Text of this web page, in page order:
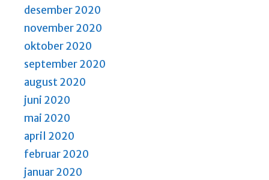
desember 2020
november 2020
oktober 2020
september 2020
august 2020
juni 2020
mai 2020
april 2020
februar 2020
januar 2020